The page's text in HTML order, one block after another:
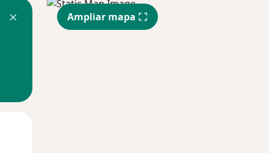
Ampliar mapa